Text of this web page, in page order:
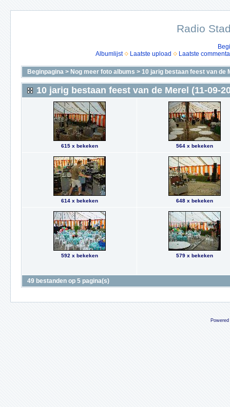
Radio
Albumlijst
Laatste upload Laatste
Beginpagina > Nog meer foto albums > 10 jarig bestaan feest van de
10 jarig bestaan feest van de Merel (11-09-
615 x bekeken 564 x bekeken
614 x bekeken 648 x bekeken
592 x bekeken 579 x bekeken
49 bestanden op 5 pagina(s)